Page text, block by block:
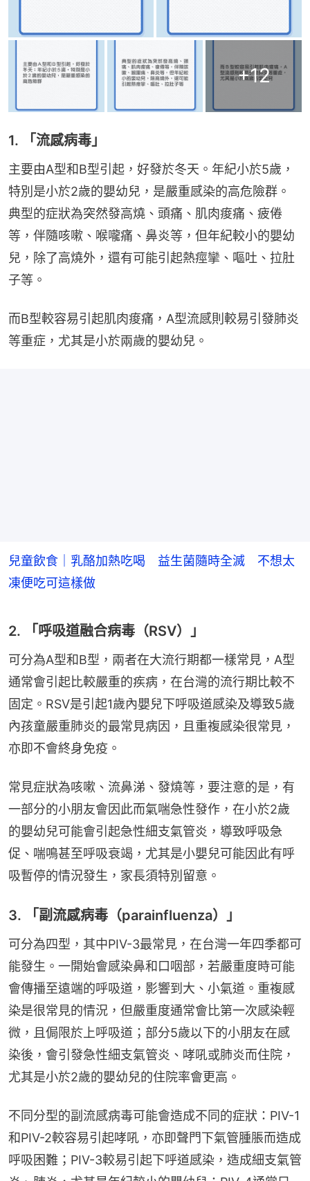
+12
1. 「流感病毒」
主要由A型和B型引起，好發於冬天。年紀小於5歲，
特別是小於2歲的嬰幼兒，是嚴重感染的高危險群。
典型的症狀為突然發高燒、頭痛、肌肉痠痛、疲倦
等，伴隨咳嗽、喉嚨痛、鼻炎等，但年紀較小的嬰幼
兒，除了高燒外，還有可能引起熱痙攣、嘔吐、拉肚
子等。
而B型較容易引起肌肉痠痛，A型流感則較易引發肺炎
等重症，尤其是小於兩歲的嬰幼兒。
兒童飲食｜乳酪加熱吃喝 益生菌隨時全滅 不想太
凍便吃可這樣做
2. 「呼吸道融合病毒（RSV）」
可分為A型和B型，兩者在大流行期都一樣常見，A型
通常會引起比較嚴重的疾病，在台灣的流行期比較不
固定。RSV是引起1歲內嬰兒下呼吸道感染及導致5歲
內孩童嚴重肺炎的最常見病因，且重複感染很常見，
亦即不會終身免疫。
常見症狀為咳嗽、流鼻涕、發燒等，要注意的是，有
一部分的小朋友會因此而氣喘急性發作，在小於2歲
的嬰幼兒可能會引起急性細支氣管炎，導致呼吸急
促、喘鳴甚至呼吸衰竭，尤其是小嬰兒可能因此有呼
吸暫停的情況發生，家長須特別留意。
3. 「副流感病毒（parainfluenza）」
可分為四型，其中PIV-3最常見，在台灣一年四季都可
能發生。一開始會感染鼻和口咽部，若嚴重度時可能
會傳播至遠端的呼吸道，影響到大、小氣道。重複感
染是很常見的情況，但嚴重度通常會比第一次感染輕
微，且侷限於上呼吸道；部分5歲以下的小朋友在感
染後，會引發急性細支氣管炎、哮吼或肺炎而住院，
尤其是小於2歲的嬰幼兒的住院率會更高。
不同分型的副流感病毒可能會造成不同的症狀：PIV-1
和PIV-2較容易引起哮吼，亦即聲門下氣管腫脹而造成
呼吸困難；PIV-3較易引起下呼道感染，造成細支氣管